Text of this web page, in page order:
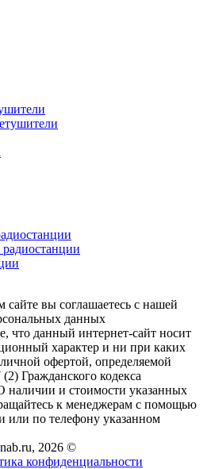
сайте вы соглашаетесь с нашей
данных
что данный интернет-сайт носит
характер и ни при каких
офертой, определяемой
Гражданского кодекса
наличии и стоимости указанных
к менеджерам с помощью
или по телефону указанном
2026 ©
конфиденциальности